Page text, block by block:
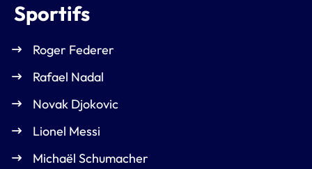
Sportifs
Roger Federer
Rafael Nadal
Novak Djokovic
Lionel Messi
Michaël Schumacher